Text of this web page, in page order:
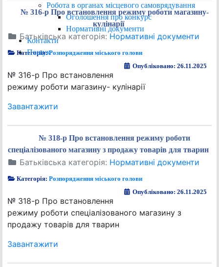
Робота в органах місцевого самоврядування
Оголошення про конкурс
Нормативні документи
Контакти
Пошук
№ 316-р Про встановлення режиму роботи магазину-
кулінарії
Батьківська категорія: Нормативні документи
Категорія:Розпорядження міського голови
Опубліковано: 26.11.2025
№ 316-р Про встановлення
режиму роботи магазину- кулінарії
Завантажити
№ 318-р Про встановлення режиму роботи
спеціалізованого магазину з продажу товарів для тварин
Батьківська категорія: Нормативні документи
Категорія:Розпорядження міського голови
Опубліковано: 26.11.2025
№ 318-р Про встановлення
режиму роботи спеціалізованого магазину з
продажу товарів для тварин
Завантажити